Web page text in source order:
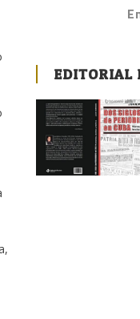
EDITORIAL